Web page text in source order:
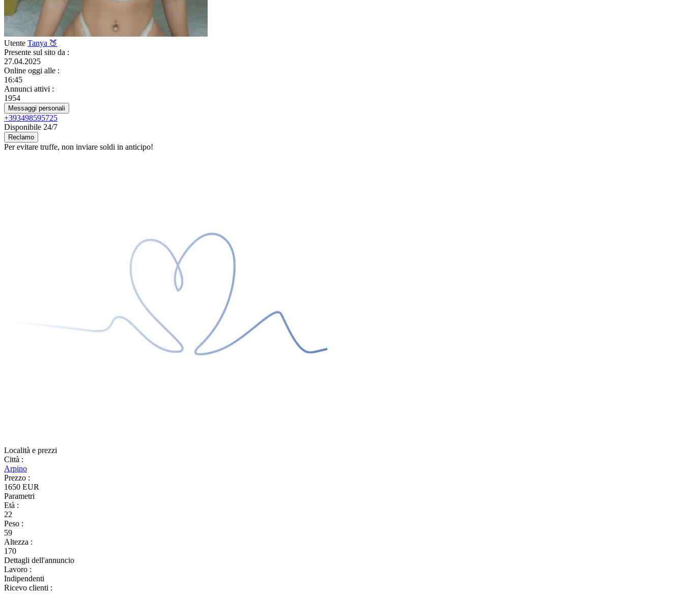
Utente Tanya 🍑
Presente sul sito da :
27.04.2025
Online oggi alle :
16:45
Annunci attivi :
1954
Messaggi personali
+393498595725
Disponibile 24/7
Reclamo
Per evitare truffe, non inviare soldi in anticipo!
Località e prezzi
Città :
Arpino
Prezzo :
1650 EUR
Parametri
Età :
22
Peso :
59
Altezza :
170
Dettagli dell'annuncio
Lavoro :
Indipendenti
Ricevo clienti :